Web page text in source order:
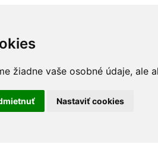
žiadne vaše osobné údaje, ale
Nastaviť cookies